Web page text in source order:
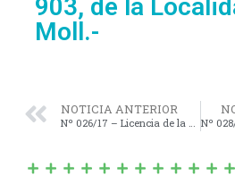
903, de la
Moll.-
NOTICIA ANTERIOR
Nº 026/17 – Licencia de la Concejal Marcela Dimitri.-